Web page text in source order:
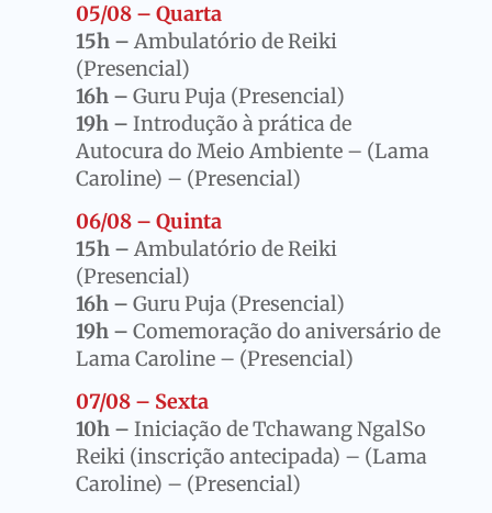
05/08 – Quarta
15h – Ambulatório de Reiki
(Presencial)
16h – Guru Puja (Presencial)
19h – Introdução à prática de
Autocura do Meio Ambiente – (Lama
Caroline) – (Presencial)
06/08 – Quinta
15h – Ambulatório de Reiki
(Presencial)
16h – Guru Puja (Presencial)
19h – Comemoração do aniversário de
Lama Caroline – (Presencial)
07/08 – Sexta
10h – Iniciação de Tchawang NgalSo
Reiki (inscrição antecipada) – (Lama
Caroline) – (Presencial)